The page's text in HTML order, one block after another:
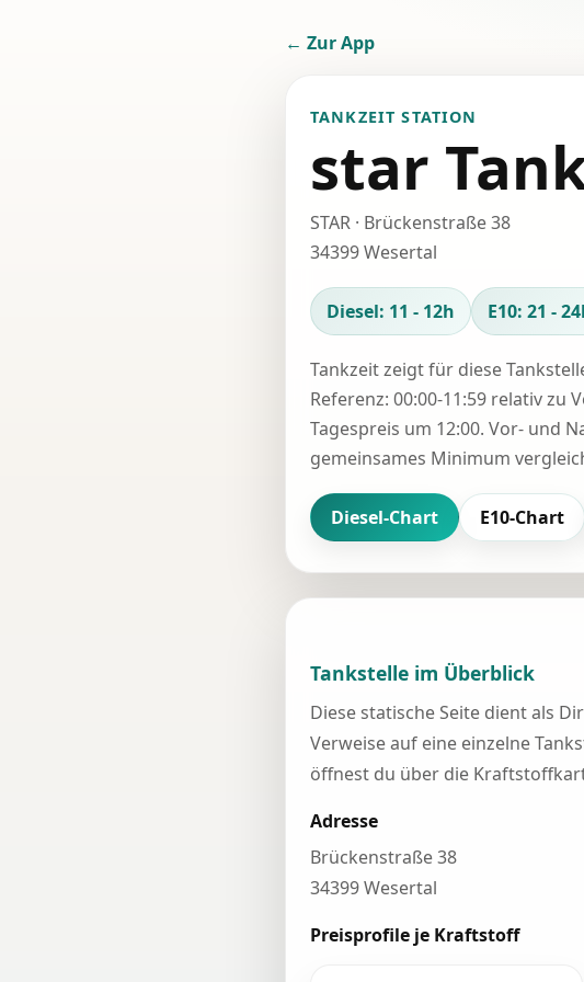
← Zur App
TANKZEIT STATION
star
STAR · Brückenstraße 38
34399 Wesertal
Diesel: 11 - 12h E10: 21 -
Tankzeit zeigt für diese
Referenz: 00:00-11:59 relativ zu
Tagespreis um 12:00. Vor- und
gemeinsames Minimum
Diesel-Chart E10-Chart
Tankstelle im Überblick
Diese statische Seite dient als
Verweise auf eine einzelne
öffnest du über die
Adresse
Brückenstraße 38
34399 Wesertal
Preisprofile je Kraftstoff